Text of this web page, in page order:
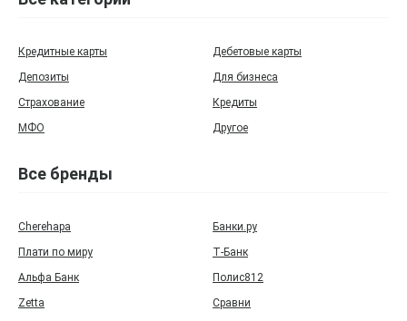
Кредитные карты
Дебетовые карты
Депозиты
Для бизнеса
Страхование
Кредиты
МФО
Другое
Все бренды
Cherehapa
Банки.ру
Плати по миру
Т‑Банк
Альфа Банк
Полис812
Zetta
Сравни